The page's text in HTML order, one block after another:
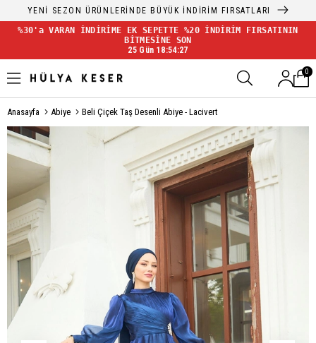
YENİ SEZON ÜRÜNLERİNDE BÜYÜK İNDİRİM FIRSATLARI
%30'a VARAN İNDİRİME EK SEPETTE %20 İNDİRİM FIRSATININ
BİTMESİNE SON
25 Gün 18:54:26
0
Anasayfa Abiye Beli Çiçek Taş Desenli Abiye - Lacivert